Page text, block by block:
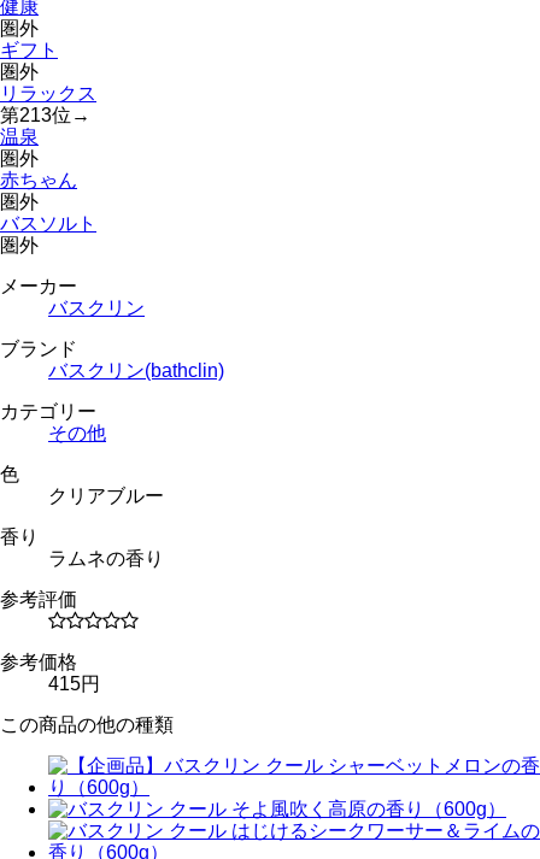
健康
圏外
ギフト
圏外
リラックス
第213位 →
温泉
圏外
赤ちゃん
圏外
バスソルト
圏外
メーカー
バスクリン
ブランド
バスクリン(bathclin)
カテゴリー
その他
色
クリアブルー
香り
ラムネの香り
参考評価
参考価格
415円
この商品の他の種類